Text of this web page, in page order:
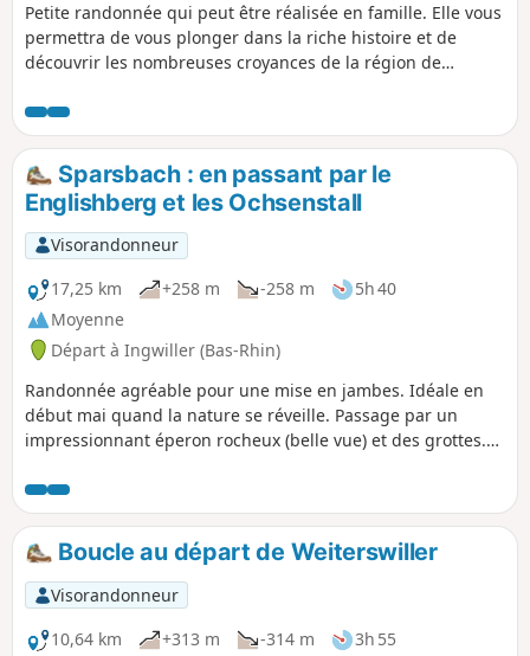
Petite randonnée qui peut être réalisée en famille. Elle vous
permettra de vous plonger dans la riche histoire et de
découvrir les nombreuses croyances de la région de
de points de vue magnifiques sur les bois et forêts des
Vosges du Nord ainsi que sur la plaine d'Alsace et le
Kochersberg.
Sparsbach : en passant par le
Englishberg et les Ochsenstall
Visorandonneur
17,25 km
+258 m -258 m
5h 40
Moyenne
Départ à Ingwiller (Bas-Rhin)
Randonnée agréable pour une mise en jambes. Idéale en
début mai quand la nature se réveille. Passage par un
impressionnant éperon rocheux (belle vue) et des grottes.
une rivière sur la dernière partie du trajet. Egalement
agréable en plein été. (mis à jour mai 2020)
Boucle au départ de Weiterswiller
Visorandonneur
10,64 km
+313 m -314 m
3h 55